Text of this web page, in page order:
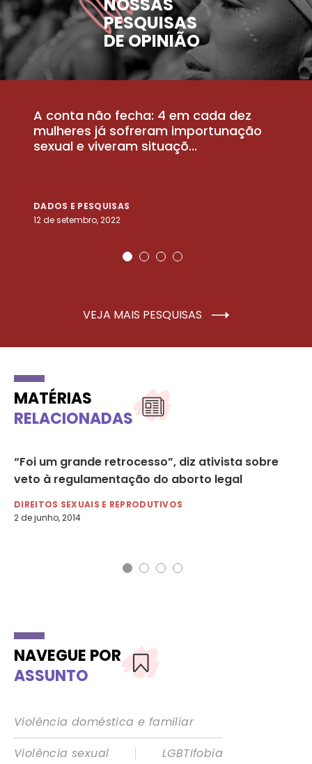
PESQUISAS
DE OPINIÃO
A conta não fecha: 4 em cada dez
mulheres já sofreram importunação
sexual e viveram situaçõ...
DADOS E PESQUISAS
12 de setembro, 2022
VEJA MAIS PESQUISAS
MATÉRIAS
RELACIONADAS
“Foi um grande retrocesso”, diz ativista sobre
veto à regulamentação do aborto legal
DIREITOS SEXUAIS E REPRODUTIVOS
2 de junho, 2014
NAVEGUE POR
ASSUNTO
Violência doméstica e familiar
Violência sexual
|
LGBTIfobia